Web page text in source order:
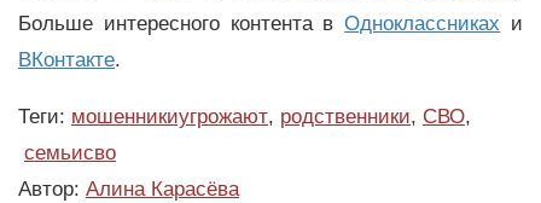
Больше интересного контента вОдноклассниках и
ВКонтакте.
Теги: мошенникиугрожают, родственники, СВО,
семьисво
Автор: Алина Карасёва